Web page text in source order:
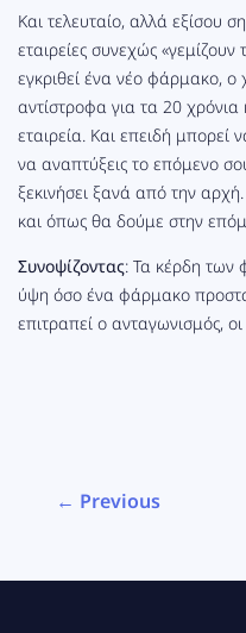
Και τελευταίο, αλλά εξίσου
εταιρείες συνεχώς
εγκριθεί ένα νέο φάρμακο, ο
αντίστροφα για τα 20
εταιρεία. Και επειδή μπορεί
να αναπτύξεις το επόμενο
ξεκινήσει ξανά από την
και όπως θα δούμε στην
Συνοψίζοντας: Τα κέρδη των
ύψη όσο ένα φάρμακο
επιτραπεί ο ανταγωνισμός,
← Previous